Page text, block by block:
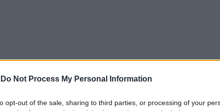
Do Not Process My Personal Information
opt-out of the sale, sharing to third parties, or processing of your
ξημερώματα σε γνωστό μπαρ στο κέντρο της